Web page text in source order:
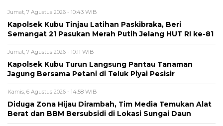
Jumat, 7 Agustus 2026 - 10:43 WIB
Kapolsek Kubu Tinjau Latihan Paskibraka, Beri
Semangat 21 Pasukan Merah Putih Jelang HUT RI ke-81
Jumat, 7 Agustus 2026 - 10:11 WIB
Kapolsek Kubu Turun Langsung Pantau Tanaman
Jagung Bersama Petani di Teluk Piyai Pesisir
Kamis, 6 Agustus 2026 - 14:58 WIB
Diduga Zona Hijau Dirambah, Tim Media Temukan Alat
Berat dan BBM Bersubsidi di Lokasi Sungai Daun